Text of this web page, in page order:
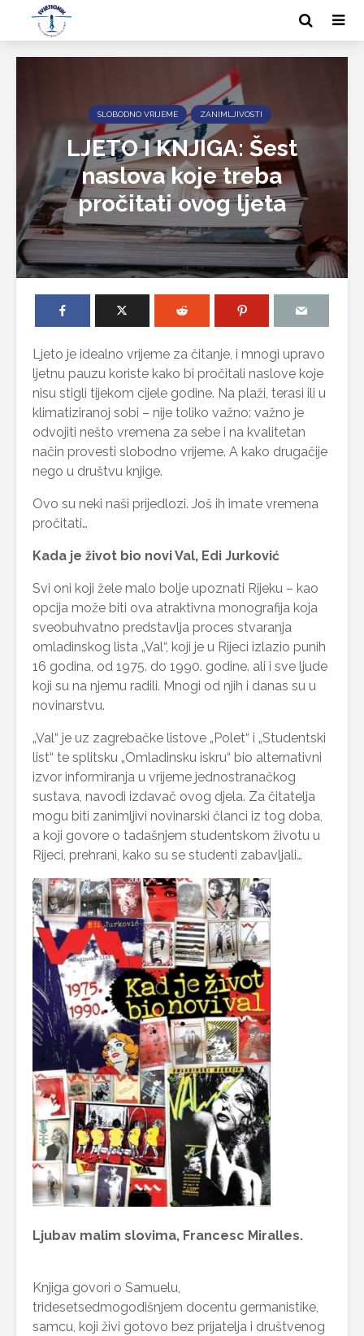
SLOBODNO VRIJEME ZANIMLJIVOSTI
LJETO I KNJIGA: Šest
naslova koje treba
pročitati ovog ljeta
Ljeto je idealno vrijeme za čitanje, i mnogi upravo
ljetnu pauzu koriste kako bi pročitali naslove koje
nisu stigli tijekom cijele godine. Na plaži, terasi ili u
klimatiziranoj sobi – nije toliko važno: važno je
odvojiti nešto vremena za sebe i na kvalitetan
način provesti slobodno vrijeme. A kako drugačije
nego u društvu knjige.
Ovo su neki naši prijedlozi. Još ih imate vremena
pročitati…
Kada je život bio novi Val, Edi Jurković
Svi oni koji žele malo bolje upoznati Rijeku – kao
opcija može biti ova atraktivna monografija koja
sveobuhvatno predstavlja proces stvaranja
omladinskog lista „Val“, koji je u Rijeci izlazio punih
16 godina, od 1975. do 1990. godine. ali i sve ljude
koji su na njemu radili. Mnogi od njih i danas su u
novinarstvu.
„Val“ je uz zagrebačke listove „Polet“ i „Studentski
list“ te splitsku „Omladinsku iskru“ bio alternativni
izvor informiranja u vrijeme jednostranačkog
sustava, navodi izdavač ovog djela. Za čitatelja
mogu biti zanimljivi novinarski članci iz tog doba,
a koji govore o tadašnjem studentskom životu u
Rijeci, prehrani, kako su se studenti zabavljali…
Ljubav malim slovima, Francesc Miralles.
Knjiga govori o Samuelu,
tridesetsedmogodišnjem docentu germanistike,
samcu, koji živi gotovo bez prijatelja i društvenog